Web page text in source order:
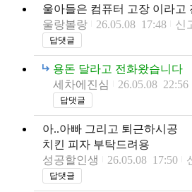
울아들은 컴퓨터 고장 이라고
울랑볼랑
26.05.08 17:48 신
답댓글
용돈 달라고 전화왔습니다
세차에진심
26.05.08 22:56
답댓글
아..아빠 그리고 퇴근하시공
치킨 피자 부탁드려용
성공할인생
26.05.08 17:50
답댓글